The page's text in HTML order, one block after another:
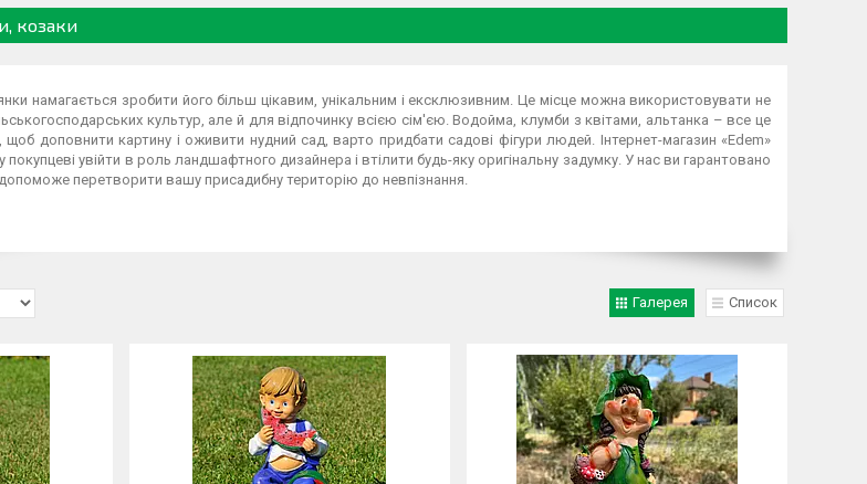
козаки
намагається зробити його більш цікавим, унікальним і ексклюзивним. Це місце можна використовувати не
культур, але й для відпочинку всією сім'єю. Водойма, клумби з квітами, альтанка – все це
доповнити картину і оживити нудний сад, варто придбати садові фігури людей. Інтернет-магазин «Edem»
увійти в роль ландшафтного дизайнера і втілити будь-яку оригінальну задумку. У нас ви гарантовано
перетворити вашу присадибну територію до невпізнання.
Галерея Список